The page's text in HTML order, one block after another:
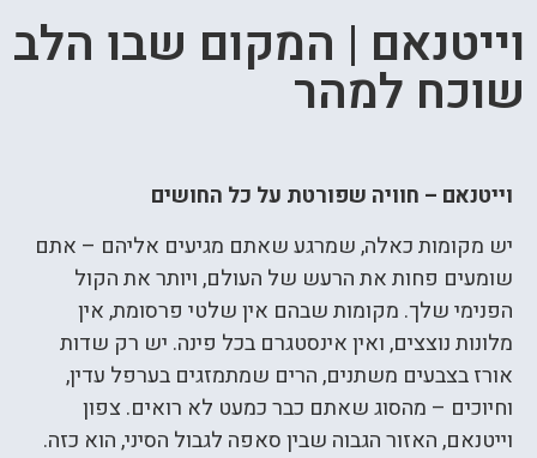
וייטנאם | המקום שבו הלב
שוכח למהר
וייטנאם – חוויה שפורטת על כל החושים
יש מקומות כאלה, שמרגע שאתם מגיעים אליהם – אתם
שומעים פחות את הרעש של העולם, ויותר את הקול
הפנימי שלך. מקומות שבהם אין שלטי פרסומת, אין
מלונות נוצצים, ואין אינסטגרם בכל פינה. יש רק שדות
אורז בצבעים משתנים, הרים שמתמזגים בערפל עדין,
וחיוכים – מהסוג שאתם כבר כמעט לא רואים. צפון
וייטנאם, האזור הגבוה שבין סאפה לגבול הסיני, הוא כזה.